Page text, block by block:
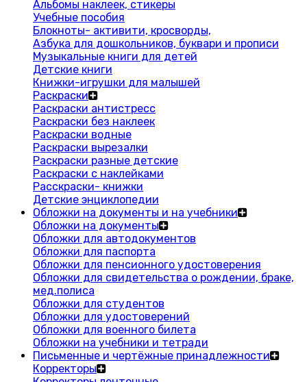
Альбомы наклеек, стикеры
Учебные пособия
Блокноты- активити, кросворды,
Азбука для дошкольников, буквари и прописи
Музыкальные книги для детей
Детские книги
Книжки-игрушки для малышей
Раскраски
Раскраски антистресс
Раскраски без наклеек
Раскраски водные
Раскраски вырезалки
Раскраски разные детские
Раскраски с наклейками
Расскраски- книжки
Детские энциклопедии
Обложки на документы и на учебники
Обложки на документы
Обложки для автодокументов
Обложки для паспорта
Обложки для пенсионного удостоверения
Обложки для свидетельства о рождении, браке,
мед.полиса
Обложки для студентов
Обложки для удостоверений
Обложки для военного билета
Обложки на учебники и тетради
Письменные и чертёжные принадлежности
Корректоры